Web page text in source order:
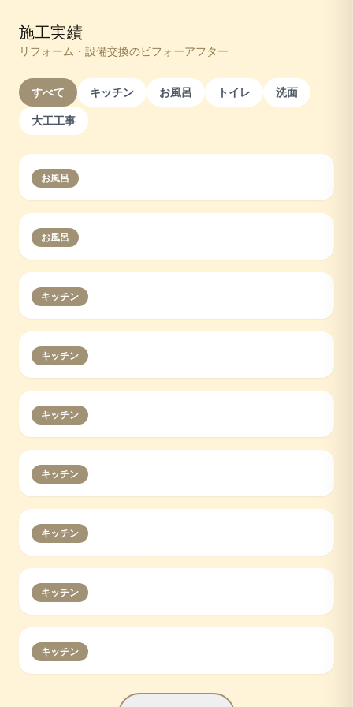
施工実績
リフォーム・設備交換のビフォーアフター
すべて キッチン お風呂 トイレ
洗面
大工工事
お風呂
お風呂
キッチン
キッチン
キッチン
キッチン
キッチン
キッチン
キッチン